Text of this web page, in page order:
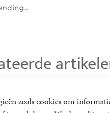
zoals cookies om